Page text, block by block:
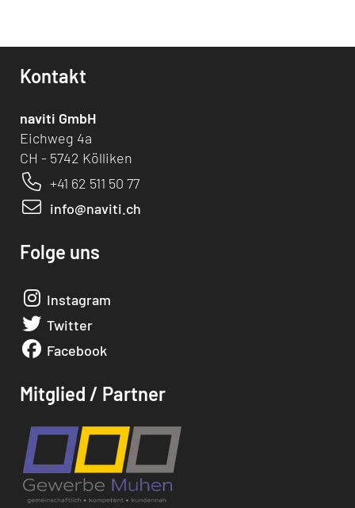
Kontakt
naviti GmbH
Eichweg 4a
CH - 5742 Kölliken
+41 62 511 50 77
info@naviti.ch
Folge uns
Instagram
Twitter
Facebook
Mitglied / Partner